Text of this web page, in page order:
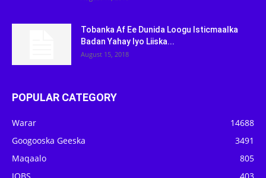
Tobanka Af Ee Dunida Loogu Isticmaalka
Badan Yahay Iyo Liiska...
August 15, 2018
POPULAR CATEGORY
Warar
14688
Googooska Geeska
3491
Maqaalo
805